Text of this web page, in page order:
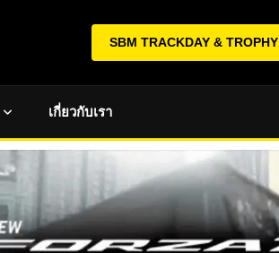
SBM TRACKDAY & TROPHY
เกี่ยวกับเรา